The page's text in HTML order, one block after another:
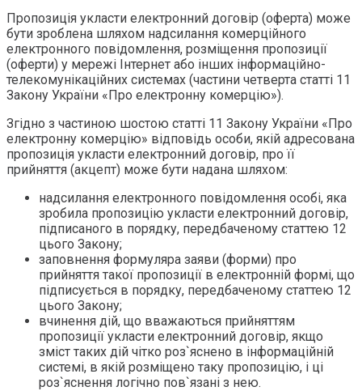
Пропозиція укласти електронний договір (оферта) може
бути зроблена шляхом надсилання комерційного
електронного повідомлення, розміщення пропозиції
(оферти) у мережі Інтернет або інших інформаційно-
телекомунікаційних системах (частини четверта статті 11
Закону України «Про електронну комерцію»).
Згідно з частиною шостою статті 11 Закону України «Про
електронну комерцію» відповідь особи, якій адресована
пропозиція укласти електронний договір, про її
прийняття (акцепт) може бути надана шляхом:
надсилання електронного повідомлення особі, яка
зробила пропозицію укласти електронний договір,
підписаного в порядку, передбаченому статтею 12
цього Закону;
заповнення формуляра заяви (форми) про
прийняття такої пропозиції в електронній формі, що
підписується в порядку, передбаченому статтею 12
цього Закону;
вчинення дій, що вважаються прийняттям
пропозиції укласти електронний договір, якщо
зміст таких дій чітко роз`яснено в інформаційній
системі, в якій розміщено таку пропозицію, і ці
роз`яснення логічно пов`язані з нею.